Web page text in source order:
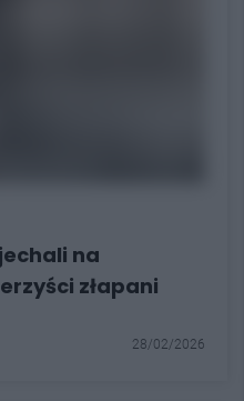
na
złapani
28/02/2026